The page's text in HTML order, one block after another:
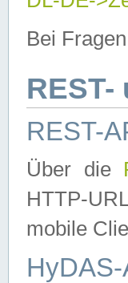
Bei
REST-
Über die
HTTP-
mobile
HyDAS-